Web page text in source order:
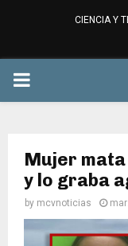
CIENCIA Y
PRIMARY
Mujer
y lo graba
by mcvnoticias